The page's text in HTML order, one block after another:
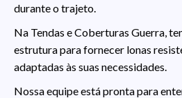
durante o trajeto.
Na Tendas e Coberturas Guerra,
estrutura para fornecer lonas
adaptadas às suas necessidades.
Nossa equipe está pronta para